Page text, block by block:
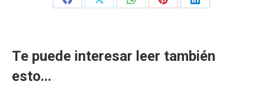
Share
Share
Share
Share
Share
Te puede interesar leer también
esto...